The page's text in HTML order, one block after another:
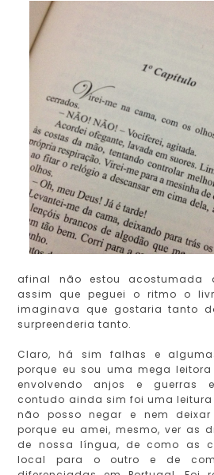
afinal não estou acostumada
assim que peguei o ritmo o
imaginava que gostaria tanto
surpreenderia tanto.
Claro, há sim falhas e
porque eu sou uma mega
envolvendo anjos e guerras
contudo ainda sim foi uma
não posso negar e nem
porque eu amei, mesmo, ver as
de nossa língua, de como as
local para o outro e de